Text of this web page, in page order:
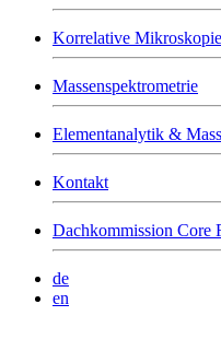
Korrelative
Massenspektrometrie
Elementanalytik &
Kontakt
Dachkommission Core
de
en